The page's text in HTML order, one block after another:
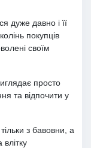
дуже давно і її
покупців
своїм
просто
та відпочити у
з бавовни, а